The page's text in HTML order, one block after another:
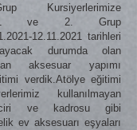
Kursiyerlerimize
ve 2. Grup
12.11.2021tarihleri
durumda olan
aksesuar yapımı
verdik.Atölye eğitimi
kullanılmayan
ve kadrosu gibi
ev aksesuarı eşyaları